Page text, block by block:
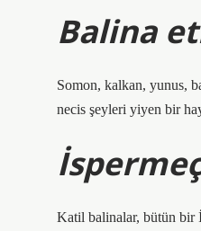
Balina
Somon, kalkan, yunus,
necis şeyleri yiyen bir
Katil balinalar, bütün bir